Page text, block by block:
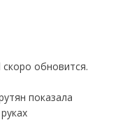
обновится.
показала